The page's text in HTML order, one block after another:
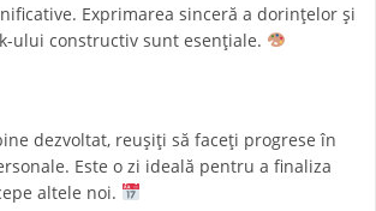
Exprimarea sinceră a dorințelor și
ului constructiv sunt esențiale.
dezvoltat, reușiți să faceți progrese în
Este o zi ideală pentru a finaliza
altele noi.